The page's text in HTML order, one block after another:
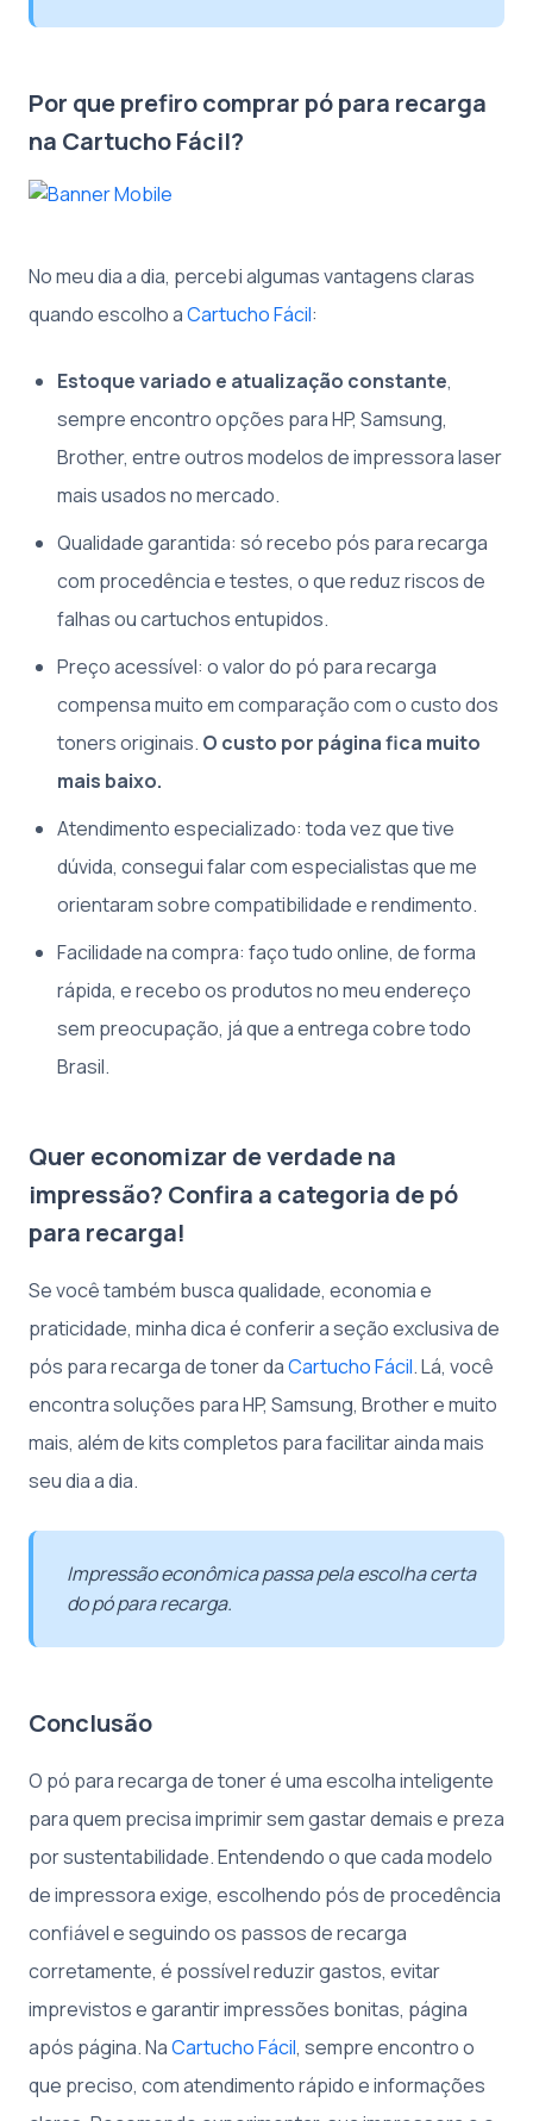
Por que prefiro comprar pó para recarga
na Cartucho Fácil?
No meu dia a dia, percebi algumas vantagens claras
quando escolho aCartucho Fácil:
Estoque variado e atualização constante,
sempre encontro opções para HP, Samsung,
Brother, entre outros modelos de impressora laser
mais usados no mercado.
Qualidade garantida: só recebo pós para recarga
com procedência e testes, o que reduz riscos de
falhas ou cartuchos entupidos.
Preço acessível: o valor do pó para recarga
compensa muito em comparação com o custo dos
toners originais. O custo por página fica muito
mais baixo.
Atendimento especializado: toda vez que tive
dúvida, consegui falar com especialistas que me
orientaram sobre compatibilidade e rendimento.
Facilidade na compra: faço tudo online, de forma
rápida, e recebo os produtos no meu endereço
sem preocupação, já que a entrega cobre todo
Brasil.
Quer economizar de verdade na
impressão? Confira a categoria de pó
para recarga!
Se você também busca qualidade, economia e
praticidade, minha dica é conferir a seção exclusiva de
pós para recarga de toner daCartucho Fácil. Lá, você
encontra soluções para HP, Samsung, Brother e muito
mais, além de kits completos para facilitar ainda mais
seu dia a dia.
Impressão econômica passa pela escolha certa
do pó para recarga.
Conclusão
O pó para recarga de toner é uma escolha inteligente
para quem precisa imprimir sem gastar demais e preza
por sustentabilidade. Entendendo o que cada modelo
de impressora exige, escolhendo pós de procedência
confiável e seguindo os passos de recarga
corretamente, é possível reduzir gastos, evitar
imprevistos e garantir impressões bonitas, página
após página. NaCartucho Fácil, sempre encontro o
que preciso, com atendimento rápido e informações